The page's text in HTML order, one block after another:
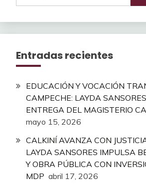
Entradas recientes
EDUCACIÓN Y VOCACIÓN
CAMPECHE: LAYDA
ENTREGA DEL MAGISTERIO
mayo 15, 2026
CALKINÍ AVANZA CON
LAYDA SANSORES IMPULSA
Y OBRA PÚBLICA CON
MDP abril 17, 2026